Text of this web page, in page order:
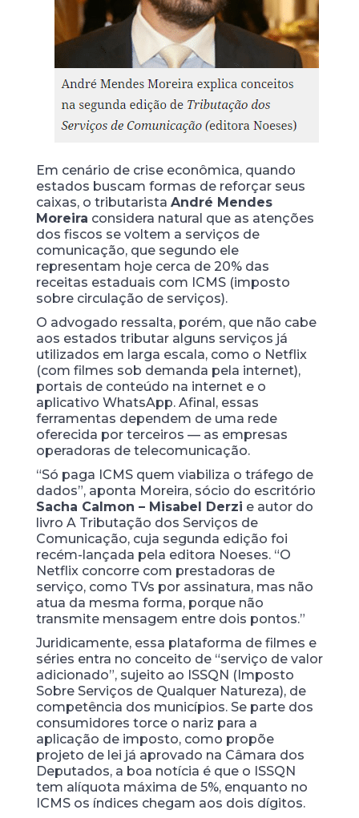
Em cenário de crise econômica, quando
estados buscam formas de reforçar seus
caixas, o tributarista André Mendes
Moreira considera natural que as atenções
dos fiscos se voltem a serviços de
comunicação, que segundo ele
representam hoje cerca de 20% das
receitas estaduais com ICMS (imposto
sobre circulação de serviços).
O advogado ressalta, porém, que não cabe
aos estados tributar alguns serviços já
utilizados em larga escala, como o Netflix
(com filmes sob demanda pela internet),
portais de conteúdo na internet e o
aplicativo WhatsApp. Afinal, essas
ferramentas dependem de uma rede
oferecida por terceiros — as empresas
operadoras de telecomunicação.
“Só paga ICMS quem viabiliza o tráfego de
dados”, aponta Moreira, sócio do escritório
Sacha Calmon – Misabel Derzi e autor do
livro A Tributação dos Serviços de
Comunicação, cuja segunda edição foi
recém-lançada pela editora Noeses. “O
Netflix concorre com prestadoras de
serviço, como TVs por assinatura, mas não
atua da mesma forma, porque não
transmite mensagem entre dois pontos.”
Juridicamente, essa plataforma de filmes e
séries entra no conceito de “serviço de valor
adicionado”, sujeito ao ISSQN (Imposto
Sobre Serviços de Qualquer Natureza), de
competência dos municípios. Se parte dos
consumidores torce o nariz para a
aplicação de imposto, como propõe
projeto de lei já aprovado na Câmara dos
Deputados, a boa notícia é que o ISSQN
tem alíquota máxima de 5%, enquanto no
ICMS os índices chegam aos dois dígitos.